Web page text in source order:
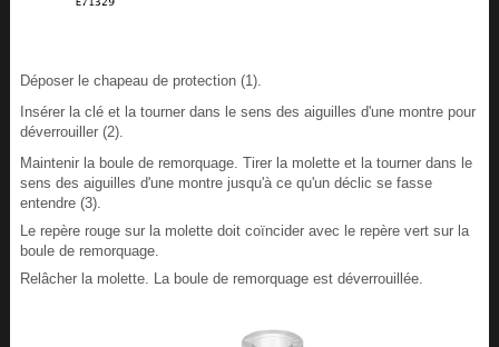
Déposer le chapeau de protection (1).
Insérer la clé et la tourner dans le sens des aiguilles d'une montre pour
déverrouiller (2).
Maintenir la boule de remorquage. Tirer la molette et la tourner dans le
sens des aiguilles d'une montre jusqu'à ce qu'un déclic se fasse
entendre (3).
Le repère rouge sur la molette doit coïncider avec le repère vert sur la
boule de remorquage.
Relâcher la molette. La boule de remorquage est déverrouillée.